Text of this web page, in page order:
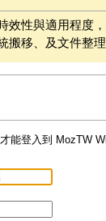
效性與適用程度
搬移、及文件整
能登入到 MozTW